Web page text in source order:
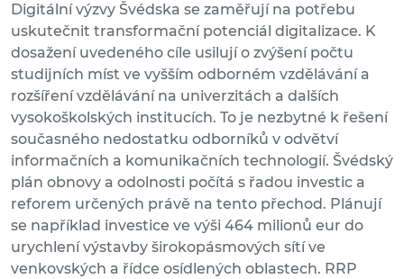
Digitální výzvy Švédska se zaměřují na potřebu
uskutečnit transformační potenciál digitalizace. K
dosažení uvedeného cíle usilují o zvýšení počtu
studijních míst ve vyšším odborném vzdělávání a
rozšíření vzdělávání na univerzitách a dalších
vysokoškolských institucích. To je nezbytné k řešení
současného nedostatku odborníků v odvětví
informačních a komunikačních technologií. Švédský
plán obnovy a odolnosti počítá s řadou investic a
reforem určených právě na tento přechod. Plánují
se například investice ve výši 464 milionů eur do
urychlení výstavby širokopásmových sítí ve
venkovských a řídce osídlených oblastech. RRP